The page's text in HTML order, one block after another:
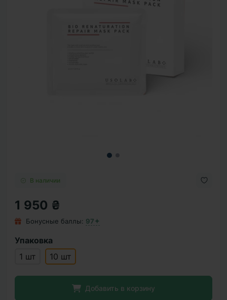
В наличии
1 950 ₴
Бонусные баллы: 97✦
Упаковка
1 шт
10 шт
Добавить в корзину